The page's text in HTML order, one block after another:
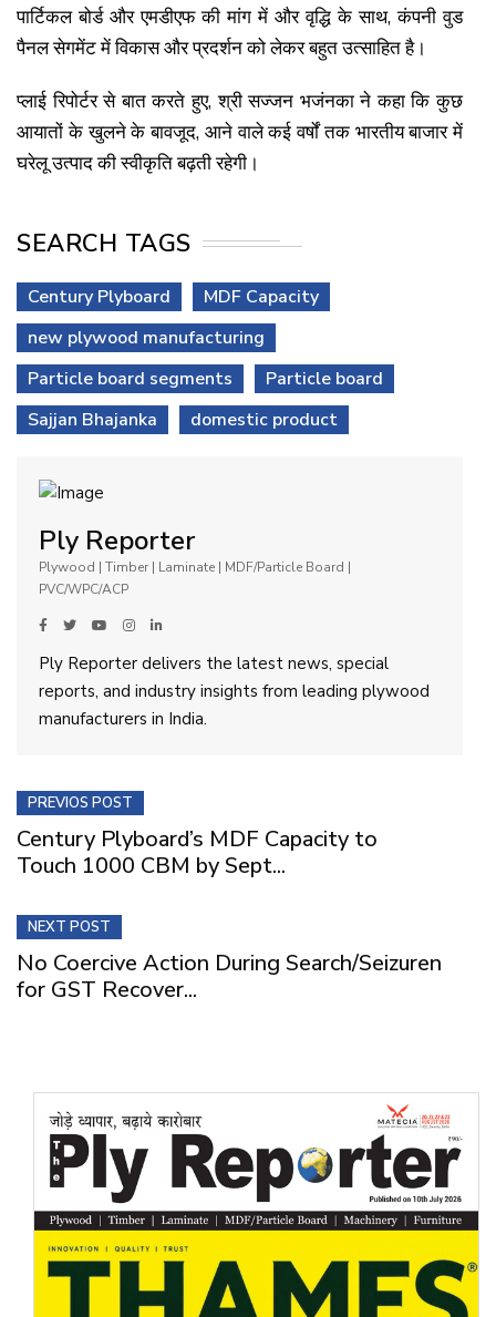
पार्टिकल बोर्ड और एमडीएफ की मांग में और वृद्धि के साथ, कंपनी वुड
पैनल सेगमेंट में विकास और प्रदर्शन को लेकर बहुत उत्साहित है।
प्लाई रिपोर्टर से बात करते हुए, श्री सज्जन भजंनका ने कहा कि कुछ
आयातों के खुलने के बावजूद, आने वाले कई वर्षों तक भारतीय बाजार में
घरेलू उत्पाद की स्वीकृति बढ़ती रहेगी।
SEARCH TAGS
Century Plyboard
MDF Capacity
new plywood manufacturing
Particle board segments
Particle board
Sajjan Bhajanka
domestic product
Ply Reporter
Plywood | Timber | Laminate | MDF/Particle Board |
PVC/WPC/ACP
Ply Reporter delivers the latest news, special
reports, and industry insights from leading plywood
manufacturers in India.
PREVIOS POST
Century Plyboard’s MDF Capacity to
Touch 1000 CBM by Sept...
NEXT POST
No Coercive Action During Search/Seizuren
for GST Recover...